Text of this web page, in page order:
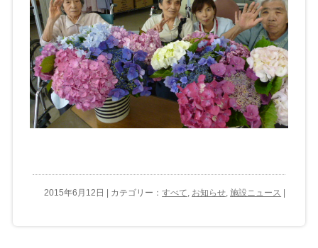
2015年6月12日 | カテゴリー：すべて お知らせ ,施設ニュース |